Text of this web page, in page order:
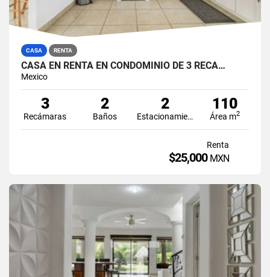
CASA RENTA
CASA EN RENTA EN CONDOMINIO DE 3 RECÁ…
Mexico
3
Recámaras
2
Baños
2
Estacionamiento
110
Área m2
Renta
$25,000 MXN